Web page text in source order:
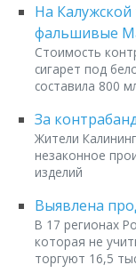
На
фальшивые
Стоимость
сигарет под
составила 800
За
Жители
незаконное
изделий
Выявлена
В 17 регионах
которая не
торгуют 16,5